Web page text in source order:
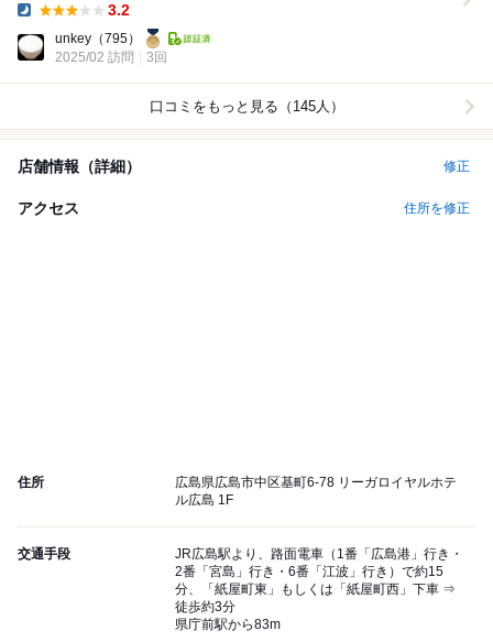
3.2
unkey （795）
2025/02 訪問
3回
口コミをもっと見る（145人）
店舗情報（詳細） 修正
アクセス 住所を修正
住所
広島県広島市中区基町6-78 リーガロイヤルホテ
ル広島 1F
交通手段
JR広島駅より、路面電車（1番「広島港」行き・
2番「宮島」行き・6番「江波」行き）で約15
分、「紙屋町東」もしくは「紙屋町西」下車 ⇒
徒歩約3分
県庁前駅から83m